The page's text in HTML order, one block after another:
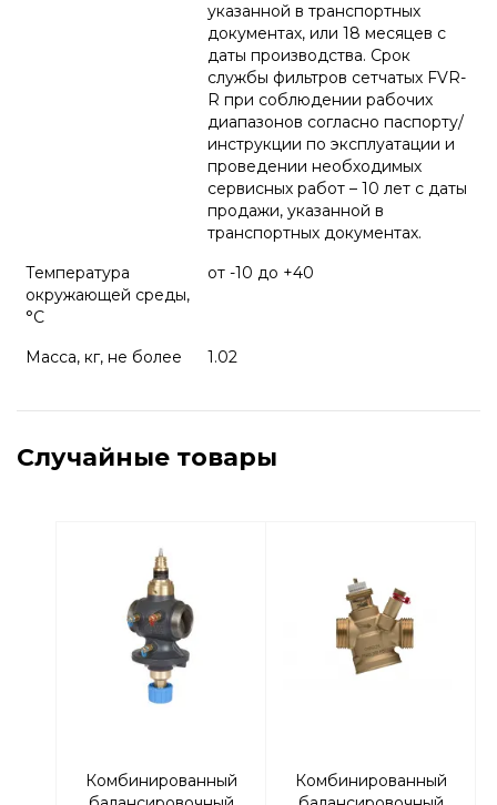
указанной в транспортных
документах, или 18 месяцев с
даты производства. Срок
службы фильтров сетчатых FVR-
R при соблюдении рабочих
диапазонов согласно паспорту/
инструкции по эксплуатации и
проведении необходимых
сервисных работ – 10 лет с даты
продажи, указанной в
транспортных документах.
Температура
окружающей среды,
°С
от -10 до +40
Масса, кг, не более 1.02
Случайные товары
Комбинированный
Комбинированный